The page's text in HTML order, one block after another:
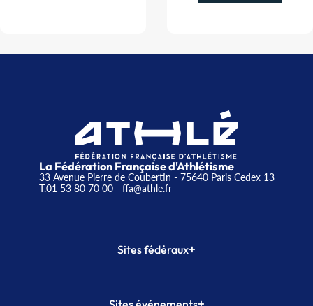
La Fédération Française d'Athlétisme
33 Avenue Pierre de Coubertin - 75640 Paris Cedex 13
T.01 53 80 70 00- ffa@athle.fr
Sites fédéraux+